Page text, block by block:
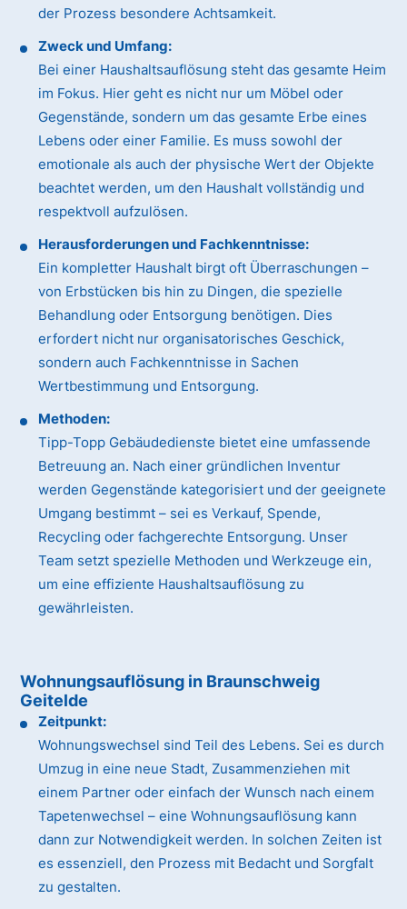
der Prozess besondere Achtsamkeit.
Zweck und Umfang:
Bei einer Haushaltsauflösung steht das gesamte Heim
im Fokus. Hier geht es nicht nur um Möbel oder
Gegenstände, sondern um das gesamte Erbe eines
Lebens oder einer Familie. Es muss sowohl der
emotionale als auch der physische Wert der Objekte
beachtet werden, um den Haushalt vollständig und
respektvoll aufzulösen.
Herausforderungen und Fachkenntnisse:
Ein kompletter Haushalt birgt oft Überraschungen –
von Erbstücken bis hin zu Dingen, die spezielle
Behandlung oder Entsorgung benötigen. Dies
erfordert nicht nur organisatorisches Geschick,
sondern auch Fachkenntnisse in Sachen
Wertbestimmung und Entsorgung.
Methoden:
Tipp-Topp Gebäudedienste bietet eine umfassende
Betreuung an. Nach einer gründlichen Inventur
werden Gegenstände kategorisiert und der geeignete
Umgang bestimmt – sei es Verkauf, Spende,
Recycling oder fachgerechte Entsorgung. Unser
Team setzt spezielle Methoden und Werkzeuge ein,
um eine effiziente Haushaltsauflösung zu
gewährleisten.
Wohnungsauflösung in Braunschweig
Geitelde
Zeitpunkt:
Wohnungswechsel sind Teil des Lebens. Sei es durch
Umzug in eine neue Stadt, Zusammenziehen mit
einem Partner oder einfach der Wunsch nach einem
Tapetenwechsel – eine Wohnungsauflösung kann
dann zur Notwendigkeit werden. In solchen Zeiten ist
es essenziell, den Prozess mit Bedacht und Sorgfalt
zu gestalten.